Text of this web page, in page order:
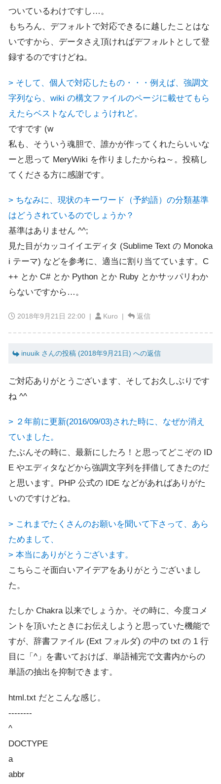
ついているわけですし…。
もちろん、デフォルトで対応できるに越したことはな
いですから、データさえ頂ければデフォルトとして登
録するのですけどね。
> そして、個人で対応したもの・・・例えば、強調文
字列なら、wiki の構文ファイルのページに載せてもら
えたらベストなんでしょうけれど。
ですです (w
私も、そういう魂胆で、誰かが作ってくれたらいいな
ーと思って MeryWiki を作りましたからね～。投稿し
てくださる方に感謝です。
> ちなみに、現状のキーワード（予約語）の分類基準
はどうされているのでしょうか？
基準はありません ^^;
見た目がカッコイイエディタ (Sublime Text の Monoka
i テーマ) などを参考に、適当に割り当てています。C
++ とか C# とか Python とか Ruby とかサッパリわか
らないですから…。
2018年9月21日 22:00 | Kuro | 返信
inuuik さんの投稿 (2018年9月21日) への返信
ご対応ありがとうございます、そしてお久しぶりです
ね ^^
> ２年前に更新(2016/09/03)された時に、なぜか消え
ていました。
たぶんその時に、最新にしたろ！と思ってどこぞの ID
E やエディタなどから強調文字列を拝借してきたのだ
と思います。PHP 公式の IDE などがあればありがた
いのですけどね。
> これまでたくさんのお願いを聞いて下さって、あら
ためまして、
> 本当にありがとうございます。
こちらこそ面白いアイデアをありがとうございまし
た。
たしか Chakra 以来でしょうか。その時に、今度コメ
ントを頂いたときにお伝えしようと思っていた機能で
すが、辞書ファイル (Ext フォルダ) の中の txt の 1 行
目に「^」を書いておけば、単語補完で文書内からの
単語の抽出を抑制できます。
html.txt だとこんな感じ。
--------
^
DOCTYPE
a
abbr